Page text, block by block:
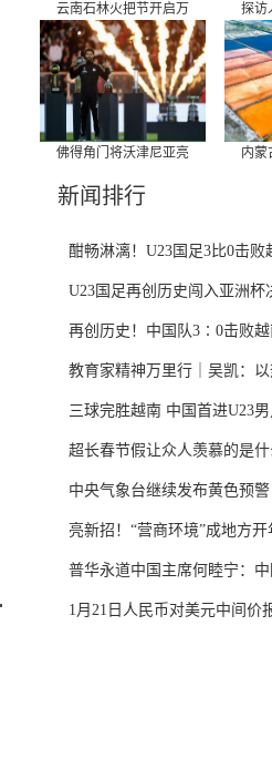
云南石林火把节开启万 探访
佛得角门将沃津尼亚亮 内蒙
新闻排行
酣畅淋漓！U23国足3比0击败
U23国足再创历史闯入亚洲杯
再创历史！中国队3∶0击败越
教育家精神万里行｜吴凯：
守...
三球完胜越南 中国首进U23
超长春节假让众人羡慕的是什
中央气象台继续发布黄色预
雪...
亮新招！“营商环境”成地方开
普华永道中国主席何睦宁：
济...
1月21日人民币对美元中间价